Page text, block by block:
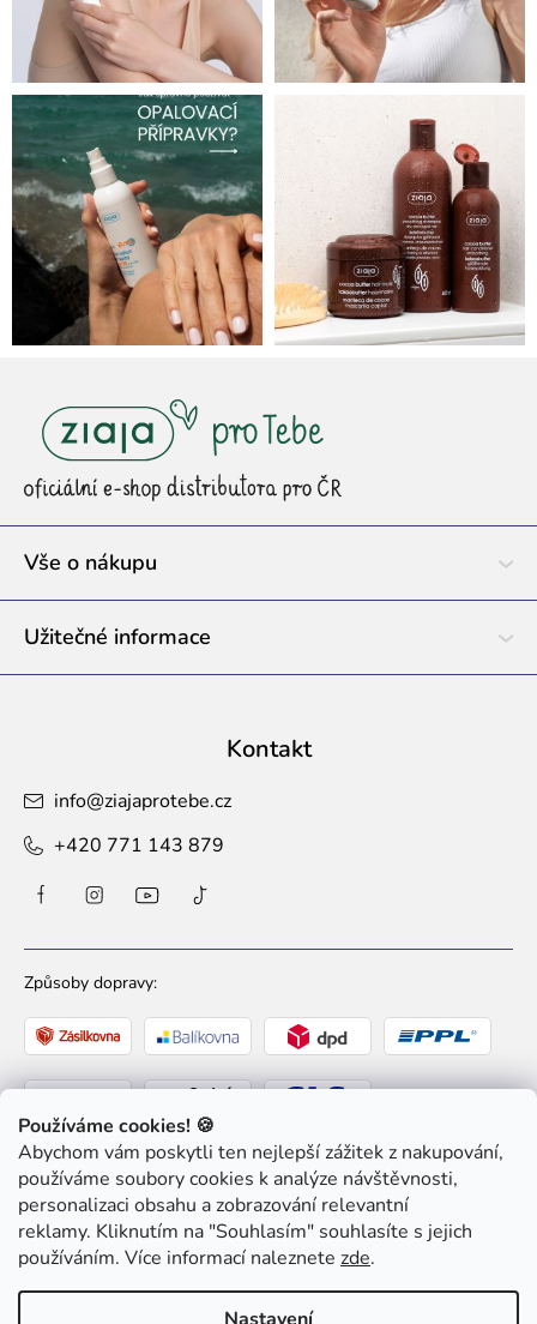
Používáme cookies! 🍪
Abychom vám poskytli ten nejlepší zážitek z nakupování,
používáme soubory cookies k analýze návštěvnosti,
personalizaci obsahu a zobrazování relevantní
reklamy. Kliknutím na "Souhlasím" souhlasíte s jejich
používáním. Více informací naleznete zde.
t
Vše o nákupu
Užitečné informace
Kontakt
info@ziajaprotebe.cz
+420 771 143 879
Způsoby dopravy:
Způsoby platby: